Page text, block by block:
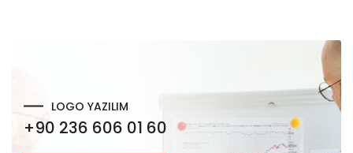
LOGO YAZILIM
+90 236 606 01 60